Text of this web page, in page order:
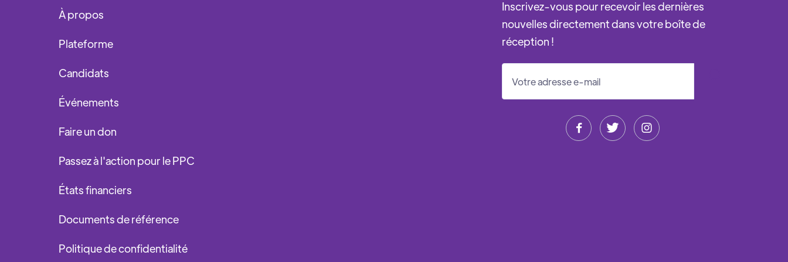
À propos
Plateforme
Candidats
Événements
Faire un don
Passez à l'action pour le PPC
États financiers
Documents de référence
Politique de confidentialité
Inscrivez-vous pour recevoir les dernières
nouvelles directement dans votre boîte de
réception !
  